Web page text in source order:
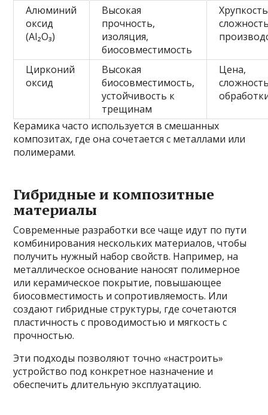
Алюминий
оксид
(Al₂O₃)
Высокая
прочность,
изоляция,
биосовместимость
Цирконий
оксид
Высокая
биосовместимость,
устойчивость к
трещинам
Цена,
Керамика часто используется в смешанных
композитах, где она сочетается с металлами или
полимерами.
Гибридные и композитные
материалы
Современные разработки все чаще идут по пути
комбинирования нескольких материалов, чтобы
получить нужный набор свойств. Например, на
металлическое основание наносят полимерное
или керамическое покрытие, повышающее
биосовместимость и сопротивляемость. Или
создают гибридные структуры, где сочетаются
пластичность с проводимостью и мягкость с
прочностью.
Эти подходы позволяют точно «настроить»
устройство под конкретное назначение и
обеспечить длительную эксплуатацию.